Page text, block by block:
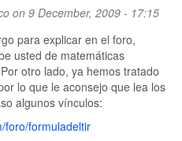
on 9 December, 2009 - 17:15
para explicar en el foro,
usted de matemáticas
otro lado, ya hemos tratado
lo que le aconsejo que lea los
algunos vínculos:
foro/formuladeltir